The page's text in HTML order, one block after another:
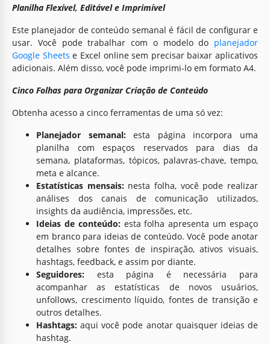
Planilha Flexível, Editável e Imprimível
Este planejador de conteúdo semanal é fácil de configurar e
usar. Você pode trabalhar com o modelo do planejador
Google Sheets e Excel online sem precisar baixar aplicativos
adicionais. Além disso, você pode imprimi-lo em formato A4.
Cinco Folhas para Organizar Criação de Conteúdo
Obtenha acesso a cinco ferramentas de uma só vez:
Planejador semanal:esta página incorpora uma
planilha com espaços reservados para dias da
semana, plataformas, tópicos, palavras-chave, tempo,
meta e alcance.
Estatísticas mensais:nesta folha, você pode realizar
análises dos canais de comunicação utilizados,
insights da audiência, impressões, etc.
Ideias de conteúdo:esta folha apresenta um espaço
em branco para ideias de conteúdo. Você pode anotar
detalhes sobre fontes de inspiração, ativos visuais,
hashtags, feedback, e assim por diante.
Seguidores: esta página é necessária para
acompanhar as estatísticas de novos usuários,
unfollows, crescimento líquido, fontes de transição e
outros detalhes.
Hashtags: aqui você pode anotar quaisquer ideias de
hashtag.